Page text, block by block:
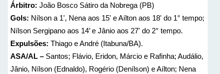
Árbitro: João Bosco Sátiro da Nobrega (PB)
Gols: Nílson a 1', Nena aos 15' e Aílton aos 18' do 1° tempo;
Nílson Sergipano aos 14’ e Jânio aos 27' do 2° tempo.
Expulsões: Thiago e André (Itabuna/BA).
ASA/AL – Santos; Flávio, Eridon, Márcio e Rafinha; Audálio,
Jânio, Nílson (Ednaldo), Rogério (Denílson) e Aílton; Nena